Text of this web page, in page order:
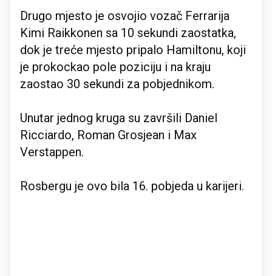
Drugo mjesto je osvojio vozač Ferrarija
Kimi Raikkonen sa 10 sekundi zaostatka,
dok je treće mjesto pripalo Hamiltonu, koji
je prokockao pole poziciju i na kraju
zaostao 30 sekundi za pobjednikom.
Unutar jednog kruga su završili Daniel
Ricciardo, Roman Grosjean i Max
Verstappen.
Rosbergu je ovo bila 16. pobjeda u karijeri.